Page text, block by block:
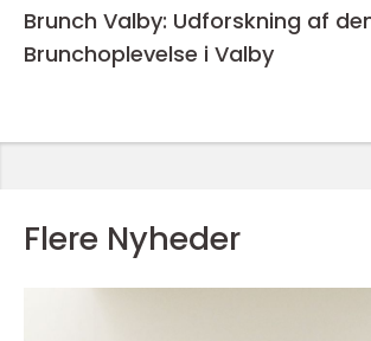
Brunch Valby: Udforskning af
Brunchoplevelse i Valby
Flere Nyheder